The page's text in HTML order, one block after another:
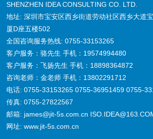
SHENZHEN IDEA CONSULTING CO. LTD.
地址: 深圳市宝安区西乡街道劳动社区西乡大道
厦D座五楼502
全国咨询服务热线: 0755-33153265
客户服务：骆先生 手机：19574994480
客户服务：飞扬先生 手机：18898364872
咨询老师：金老师 手机：13802291712
电话: 0755-33153265 0755-36951459 0755-
传真: 0755-27822567
邮箱: james@jit-5s.com.cn
网址: www.jit-5s.com.cn